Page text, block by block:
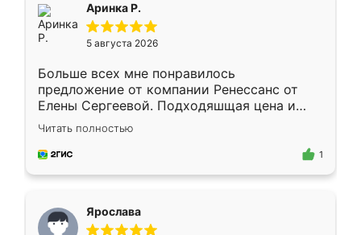
Аринка Р.
5 августа 2026
Больше всех мне понравилось
предложение от компании Ренессанс от
Елены Сергеевой. Подходяшщая цена и
короткие сроки изготовления. Приехавший
для замера сотрудник Владислав
предложил по моему эскизу самый
Читать полностью
1
Ярослава